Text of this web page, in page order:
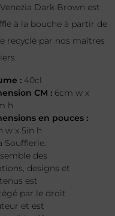
Dark Brown est
à la bouche à partir de
recyclé par nos maîtres
: 40cl
CM : 6cm w x
h
en pouces :
w x 5in h
Soufflerie.
des
designs et
est
par le droit
et est